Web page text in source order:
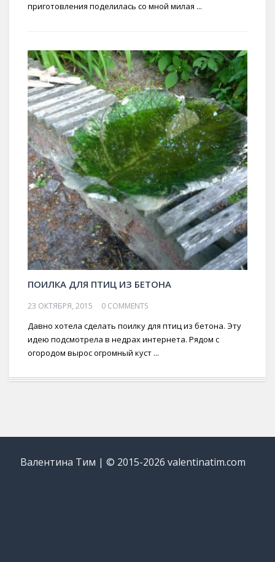
приготовления поделилась со мной милая ...
ПОИЛКА ДЛЯ ПТИЦ ИЗ БЕТОНА
23 ОКТЯБРЯ, 2015 0 COMMENTS
Давно хотела сделать поилку для птиц из бетона. Эту
идею подсмотрела в недрах интернета. Рядом с
огородом вырос огромный куст ...
Валентина Тим | © 2015-2026 valentinatim.com